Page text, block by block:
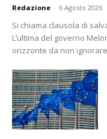
Redazione - 6 Agosto 2026
Si chiama clausola di
L’ultima del governo
orizzonte da non